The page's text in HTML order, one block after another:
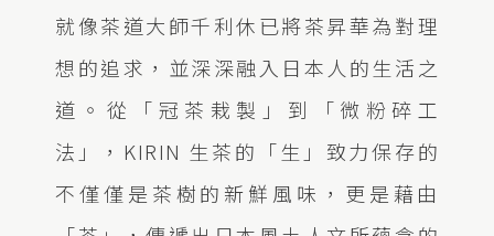
就像茶道大師千利休已將茶昇華為對理
想的追求，並深深融入日本人的生活之
道。從「冠茶栽製」到「微粉碎工
法」，KIRIN 生茶的「生」致力保存的
不僅僅是茶樹的新鮮風味，更是藉由